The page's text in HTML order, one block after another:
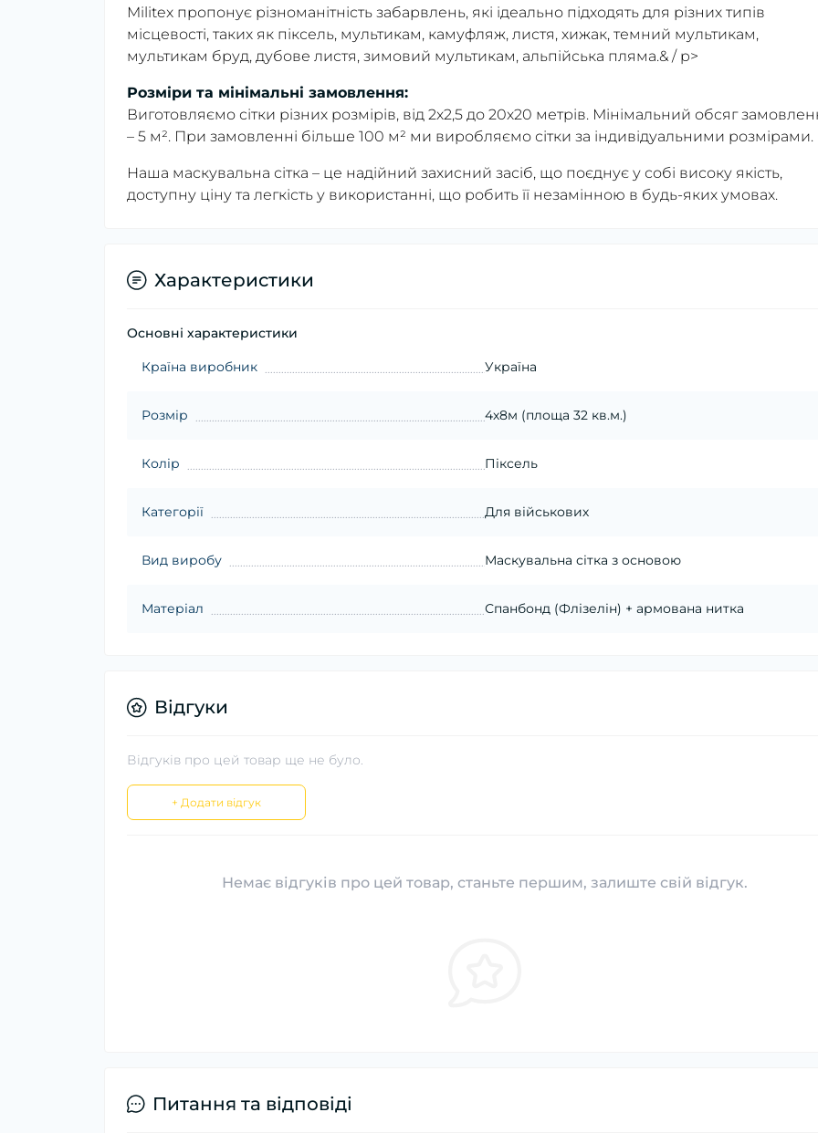
Militex пропонує різноманітність забарвлень, які ідеально підходять для різних типів
місцевості, таких як піксель, мультикам, камуфляж, листя, хижак, темний мультикам,
мультикам бруд, дубове листя, зимовий мультикам, альпійська пляма.& / p>
Розміри та мінімальні замовлення:
Виготовляємо сітки різних розмірів, від 2х2,5 до 20х20 метрів. Мінімальний обсяг
– 5 м². При замовленні більше 100 м² ми виробляємо сітки за індивідуальними розмірами.
Наша маскувальна сітка – це надійний захисний засіб, що поєднує у собі високу якість,
доступну ціну та легкість у використанні, що робить її незамінною в будь-яких умовах.
Характеристики
Основні характеристики
Країна виробник Україна
Розмір 4х8м (площа 32 кв.м.)
Колір Піксель
Категорії Для військових
Вид виробу Маскувальна сітка з основою
Матеріал Спанбонд (Флізелін) + армована нитка
Відгуки
Відгуків про цей товар ще не було.
+ Додати відгук
Немає відгуків про цей товар, станьте першим, залиште свій відгук.
Питання та відповіді